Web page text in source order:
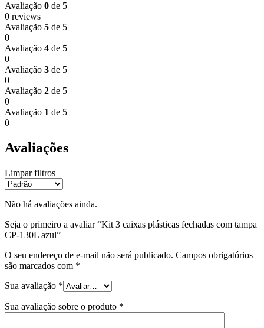
Avaliação 0 de 5
0 reviews
Avaliação 5 de 5
0
Avaliação 4 de 5
0
Avaliação 3 de 5
0
Avaliação 2 de 5
0
Avaliação 1 de 5
0
Avaliações
Limpar filtros
Não há avaliações ainda.
Seja o primeiro a avaliar “Kit 3 caixas plásticas fechadas com tampa
CP-130L azul”
O seu endereço de e-mail não será publicado. Campos obrigatórios
são marcados com *
Sua avaliação *
Sua avaliação sobre o produto *